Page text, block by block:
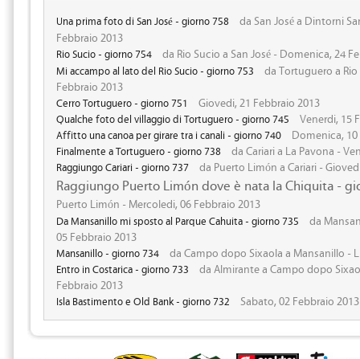
Una prima foto di San José - giorno 758
da San José a Dintorni
Febbraio 2013
Rio Sucio - giorno 754 da Rio Sucio a San José - Domenica, 24
Mi accampo al lato del Rio Sucio - giorno 753
da Tortuguero a
Febbraio 2013
Cerro Tortuguero - giorno 751 Giovedi, 21 Febbraio 2013
Qualche foto del villaggio di Tortuguero - giorno 745 Venerdi, 15
Affitto una canoa per girare tra i canali - giorno 740 Domenica,
Finalmente a Tortuguero - giorno 738 da Cariari a La Pavona -
Raggiungo Cariari - giorno 737 da Puerto Limón a Cariari -
Raggiungo Puerto Limón dove è nata la Chiquita -
Puerto Limón - Mercoledi, 06 Febbraio 2013
Da Mansanillo mi sposto al Parque Cahuita - giorno 735
da
05 Febbraio 2013
Mansanillo - giorno 734 da Campo dopo Sixaola a Mansanillo -
Entro in Costarica - giorno 733
da Almirante a Campo dopo
Febbraio 2013
Isla Bastimento e Old Bank - giorno 732 Sabato, 02 Febbraio 2013